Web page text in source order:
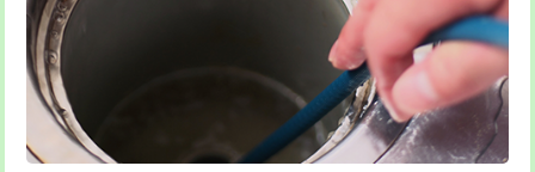
管・ポリ管・HT管使用/3ｍ超え)
排水管工事（土の掘削・埋め戻し作
業）
11,000円~
排水管工事（排水管工事/3ｍまで） 55,000円
桝清掃 8,800円
止水・漏水調査・防水処理・清掃・修
理・調整・分解・加工など（軽作業）
11,000円
止水・漏水調査・防水処理・清掃・修
22,000円